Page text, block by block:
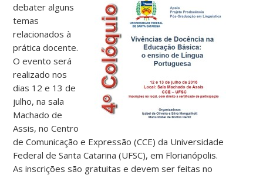
debater alguns
temas
relacionados à
prática docente.
O evento será
realizado nos
dias 12 e 13 de
julho, na sala
Machado de
Assis, no Centro
de Comunicação e Expressão (CCE) da Universidade
Federal de Santa Catarina (UFSC), em Florianópolis.
As inscrições são gratuitas e devem ser feitas no